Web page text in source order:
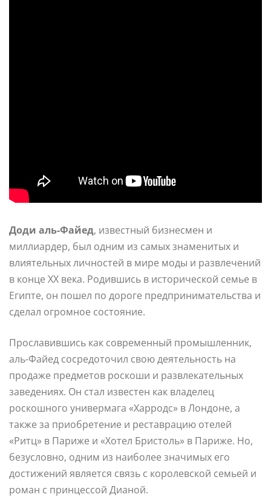
Доди аль-Файед, известный бизнесмен и
миллиардер, был одним из самых знаменитых и
влиятельных личностей в мире моды и развлечений
в конце XX века. Родившись в исторической семье в
Египте, он пошел по дороге предпринимательства и
сделал огромное состояние.
Прославившись как современный промышленник,
аль-Файед сосредоточил свою деятельность на
продаже предметов роскоши и развлекательных
заведениях. Он стал известен как владелец
роскошного универмага «Харродс» в Лондоне, а
также за приобретение и реставрацию отелей
«Ритц» в Париже и «Хотел Бристоль» в Париже. Но,
безусловно, одним из наиболее значимых его
достижений является связь с королевской семьей и
роман с принцессой Дианой.